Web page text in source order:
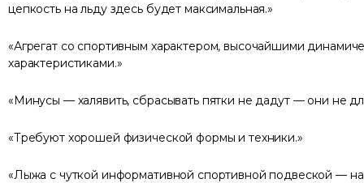
цепкость на льду здесь будет максимальная.
Агрегат со спортивным характером, высочайшими
характеристиками.
Минусы — халявить, сбрасывать пятки не дадут — они не
Требуют хорошей физической формы и техники.
Лыжа с чуткой информативной спортивной подвеской —